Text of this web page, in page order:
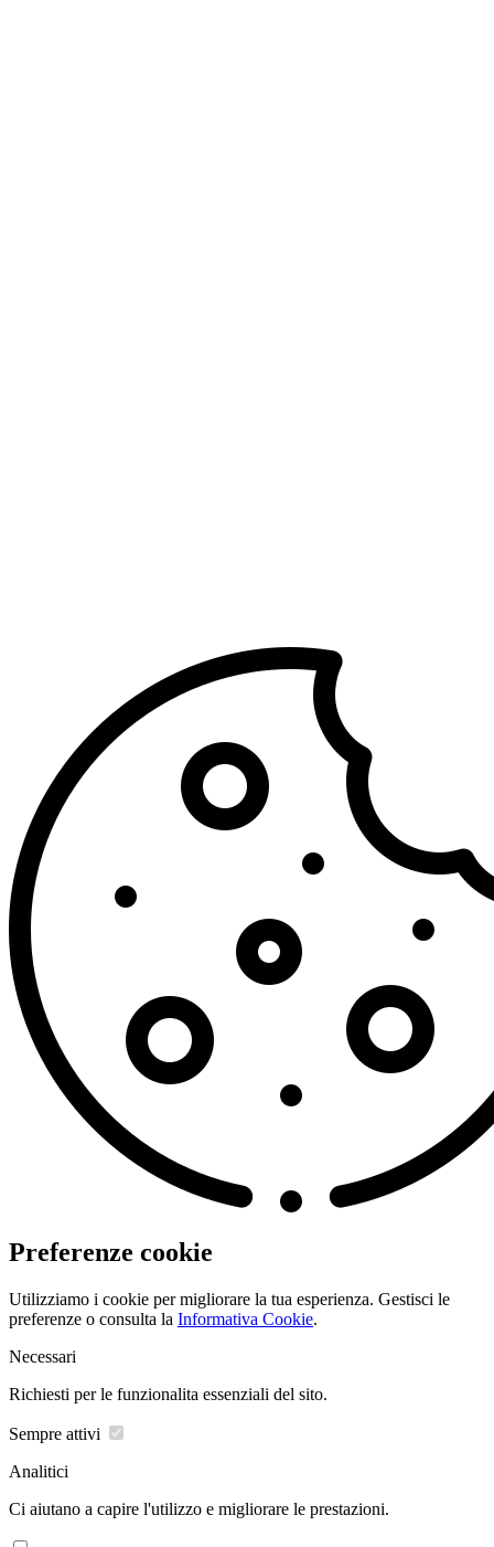
Preferenze cookie
Utilizziamo i cookie per migliorare la tua esperienza. Gestisci le
preferenze o consulta la Informativa Cookie.
Necessari
Richiesti per le funzionalita essenziali del sito.
Sempre attivi
Analitici
Ci aiutano a capire l'utilizzo e migliorare le prestazioni.